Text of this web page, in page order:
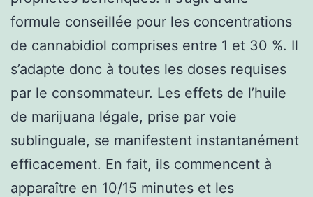
formule conseillée pour les concentrations
de cannabidiol comprises entre 1 et 30 %. Il
s’adapte donc à toutes les doses requises
par le consommateur. Les effets de l’huile
de marijuana légale, prise par voie
sublinguale, se manifestent instantanément
efficacement. En fait, ils commencent à
apparaître en 10/15 minutes et les